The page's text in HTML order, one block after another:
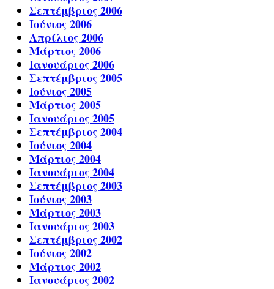
Σεπτέμβριος 2006
Ιούνιος 2006
Απρίλιος 2006
Μάρτιος 2006
Ιανουάριος 2006
Σεπτέμβριος 2005
Ιούνιος 2005
Μάρτιος 2005
Ιανουάριος 2005
Σεπτέμβριος 2004
Ιούνιος 2004
Μάρτιος 2004
Ιανουάριος 2004
Σεπτέμβριος 2003
Ιούνιος 2003
Μάρτιος 2003
Ιανουάριος 2003
Σεπτέμβριος 2002
Ιούνιος 2002
Μάρτιος 2002
Ιανουάριος 2002